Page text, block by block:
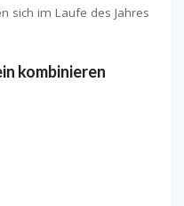
sich im Laufe des Jahres
kombinieren